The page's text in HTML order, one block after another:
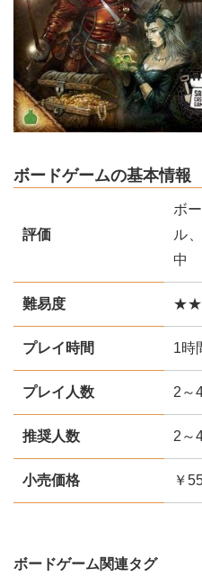
ボードゲームの基本情報
評価
ボ
ル
中
難易度
プレイ時間 1時
プレイ人数 2～
推奨人数 2～
小売価格 ￥
ボードゲーム関連タグ